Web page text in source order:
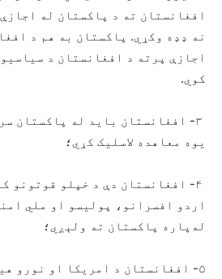
افغانستان ته د پاکستان له
نه ډډه وکړي. پاکستان به هم د
اجازې پرته د افغانستان د
کوي.
۳- افغانستان باید له پاکستان
یوه معاهده لاسلیک کړي؛
اردو افسرانو، پولیسو او ملي
له‌پاره پاکستان ته ولېږي؛
۵- افغانستان د امریکا او نورو